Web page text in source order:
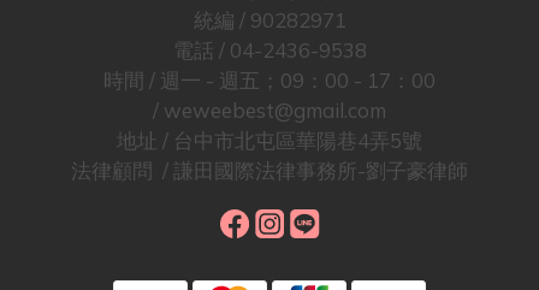
統編 / 90282971
電話 / 04-2436-9538
時間 / 週一 - 週五；09：00 - 17：00
/ weweebest@gmail.com
地址 / 台中市北屯區華陽巷4弄5號
法律顧問 / 謙田國際法律事務所-劉子豪律師